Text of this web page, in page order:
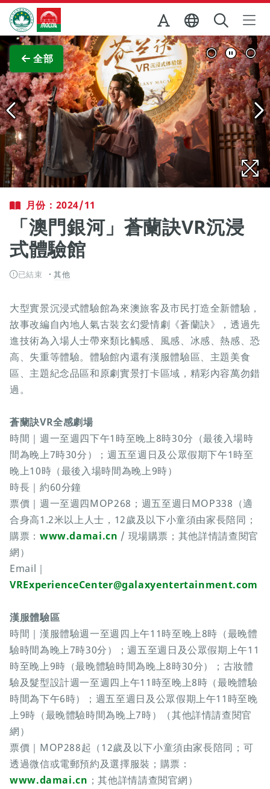
跳至主内容
澳門特別行政區政府旅遊局
全部
查看原圖
月份：2024/11
「澳門銀河」蒼蘭訣VR沉浸
式體驗館
已結束 其他
大型實景沉浸式體驗館為來澳旅客及市民打造全新體驗，
故事改編自內地人氣古裝玄幻愛情劇《蒼蘭訣》，透過先
進技術為入場人士帶來類比觸感、風感、冰感、熱感、恐
高、失重等體驗。體驗館內還有漢服體驗區、主題美食
區、主題紀念品區和原劇實景打卡區域，精彩內容萬勿錯
過。
蒼蘭訣VR全感劇場
時間｜週一至週四下午1時至晚上8時30分（最後入場時
間為晚上7時30分）；週五至週日及公眾假期下午1時至
晚上10時（最後入場時間為晚上9時）
時長｜約60分鐘
票價｜週一至週四MOP268；週五至週日MOP338（適
合身高1.2米以上人士，12歲及以下小童須由家長陪同；
購票： www.damai.cn / 現場購票；其他詳情請查閱官
網）
Email｜
VRExperienceCenter@galaxyentertainment.com
漢服體驗區
時間｜漢服體驗週一至週四上午11時至晚上8時（最晚體
驗時間為晚上7時30分）；週五至週日及公眾假期上午11
時至晚上9時（最晚體驗時間為晚上8時30分）；古妝體
驗及髮型設計週一至週四上午11時至晚上8時（最晚體驗
時間為下午6時）；週五至週日及公眾假期上午11時至晚
上9時（最晚體驗時間為晚上7時）（其他詳情請查閱官
網）
票價｜MOP288起（12歲及以下小童須由家長陪同；可
透過微信或電郵預約及選擇服裝；購票：
www.damai.cn ；其他詳情請查閱官網）